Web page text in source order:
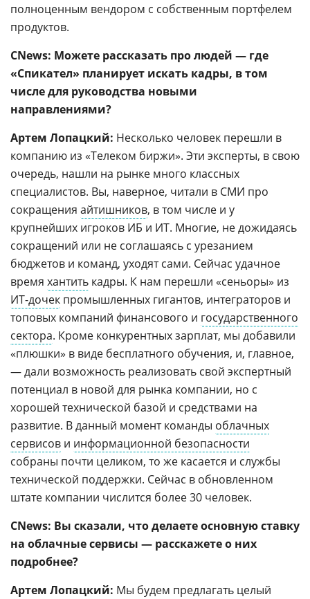
полноценным вендором с собственным портфелем
продуктов.
CNews: Можете рассказать про людей — где
«Спикател» планирует искать кадры, в том
числе для руководства новыми
направлениями?
Артем Лопацкий: Несколько человек перешли в
компанию из «Телеком биржи». Эти эксперты, в свою
очередь, нашли на рынке много классных
специалистов. Вы, наверное, читали в СМИ про
сокращения айтишников, в том числе и у
крупнейших игроков ИБ и ИТ. Многие, не дожидаясь
сокращений или не соглашаясь с урезанием
бюджетов и команд, уходят сами. Сейчас удачное
время хантить кадры. К нам перешли «сеньоры» из
ИТ-дочек промышленных гигантов, интеграторов и
топовых компаний финансового и государственного
сектора. Кроме конкурентных зарплат, мы добавили
«плюшки» в виде бесплатного обучения, и, главное,
— дали возможность реализовать свой экспертный
потенциал в новой для рынка компании, но с
хорошей технической базой и средствами на
развитие. В данный момент команды облачных
сервисов и информационной безопасности
собраны почти целиком, то же касается и службы
технической поддержки. Сейчас в обновленном
штате компании числится более 30 человек.
CNews: Вы сказали, что делаете основную ставку
на облачные сервисы — расскажете о них
подробнее?
Артем Лопацкий: Мы будем предлагать целый